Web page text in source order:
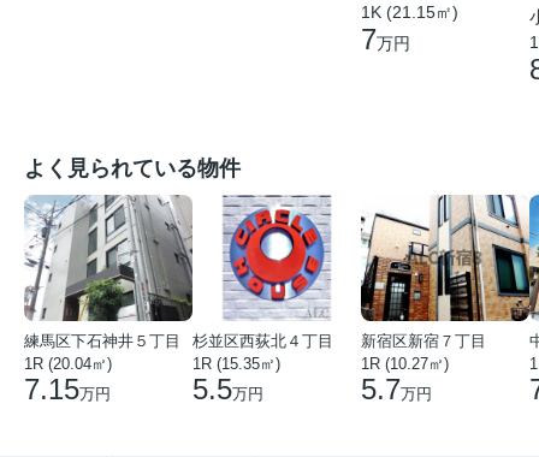
1K (21.15㎡)
7万円
よく見られている物件
練馬区下石神井５丁目
1R (20.04㎡)
7.15万円
杉並区西荻北４丁目
1R (15.35㎡)
5.5万円
新宿区新宿７丁目
1R (10.27㎡)
5.7万円